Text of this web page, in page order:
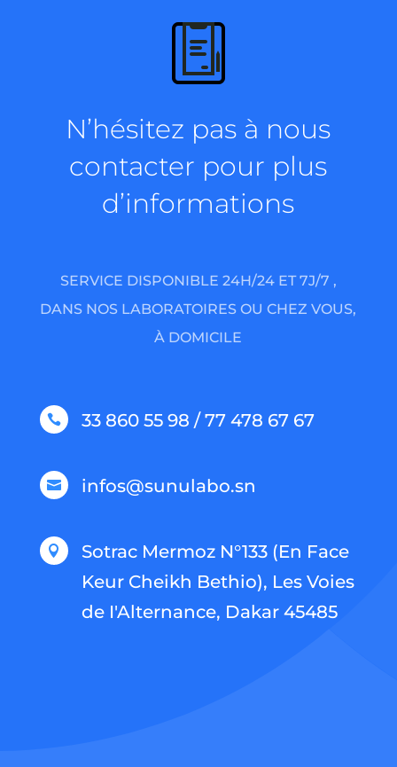
N’hésitez pas à nous
contacter pour plus
d’informations
SERVICE DISPONIBLE 24H/24 ET 7J/7 ,
DANS NOS LABORATOIRES OU CHEZ VOUS,
À DOMICILE
 33 860 55 98 / 77 478 67 67
 infos@sunulabo.sn

Sotrac Mermoz N°133 (En Face
Keur Cheikh Bethio), Les Voies
de I'Alternance, Dakar 45485